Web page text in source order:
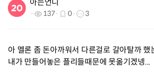
아는언니
137 0 3
아 멜론 좀 돈아까워서 다른걸로 갈아탈까 했
내가 만들어놓은 플리들때문에 못옮기겠넹...